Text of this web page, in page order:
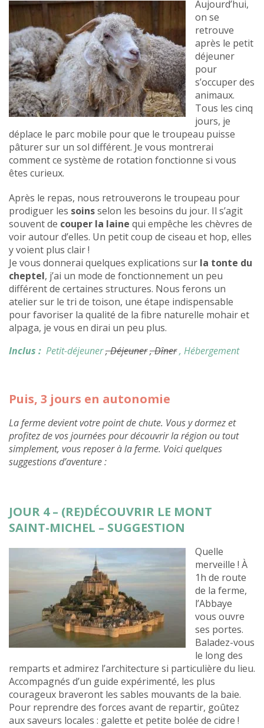
Aujourd’hui,
on se
retrouve
après le petit
déjeuner
pour
s’occuper des
animaux.
Tous les cinq
jours, je
déplace le parc mobile pour que le troupeau puisse
pâturer sur un sol différent. Je vous montrerai
comment ce système de rotation fonctionne si vous
êtes curieux.
Après le repas, nous retrouverons le troupeau pour
prodiguer les soinsselon les besoins du jour. Il s’agit
souvent de couper la laine qui empêche les chèvres de
voir autour d’elles. Un petit coup de ciseau et hop, elles
y voient plus clair !
Je vous donnerai quelques explications sur la tonte du
cheptel, j’ai un mode de fonctionnement un peu
différent de certaines structures. Nous ferons un
atelier sur le tri de toison, une étape indispensable
pour favoriser la qualité de la fibre naturelle mohair et
alpaga, je vous en dirai un peu plus.
Inclus : Petit-déjeuner, Déjeuner, Dîner, Hébergement
Puis, 3 jours en autonomie
La ferme devient votre point de chute. Vous y dormez et
profitez de vos journées pour découvrir la région ou tout
simplement, vous reposer à la ferme. Voici quelques
suggestions d’aventure :
JOUR 4 – (RE)DÉCOUVRIR LE MONT
SAINT-MICHEL – SUGGESTION
Quelle
merveille ! À
1h de route
de la ferme,
l’Abbaye
vous ouvre
ses portes.
Baladez-vous
le long des
remparts et admirez l’architecture si particulière du lieu.
Accompagnés d’un guide expérimenté, les plus
courageux braveront les sables mouvants de la baie.
Pour reprendre des forces avant de repartir, goûtez
aux saveurs locales : galette et petite bolée de cidre !